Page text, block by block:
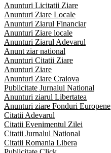
Anunturi Licitatii Ziare
Anunturi Ziare Locale
Anunturi Ziarul Financiar
Anunturi Ziare locale
Anunturi Ziarul Adevarul
Anunt ziar national
Anunturi Citatii Ziare
Anunturi Ziare
Anunturi Ziare Craiova
Publicitate Jurnalul National
Anunturi ziarul Libertatea
Anunturi ziare Fonduri Europene
Citatii Adevarul
Citatii Evenimentul Zilei
Citatii Jurnalul National
Citatii Romania Libera